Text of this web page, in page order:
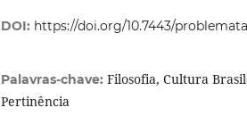
DOI: https://doi.org/10.7443/
Palavras-chave: Filosofia, Cultura
Pertinência